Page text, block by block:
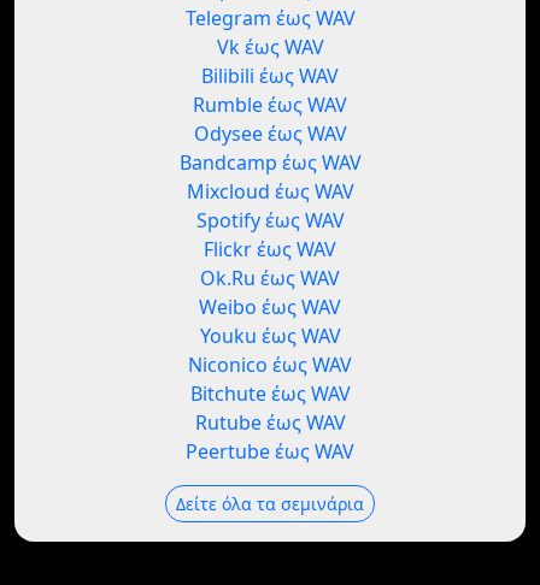
Telegram έως WAV
Vk έως WAV
Bilibili έως WAV
Rumble έως WAV
Odysee έως WAV
Bandcamp έως WAV
Mixcloud έως WAV
Spotify έως WAV
Flickr έως WAV
Ok.Ru έως WAV
Weibo έως WAV
Youku έως WAV
Niconico έως WAV
Bitchute έως WAV
Rutube έως WAV
Peertube έως WAV
Δείτε όλα τα σεμινάρια